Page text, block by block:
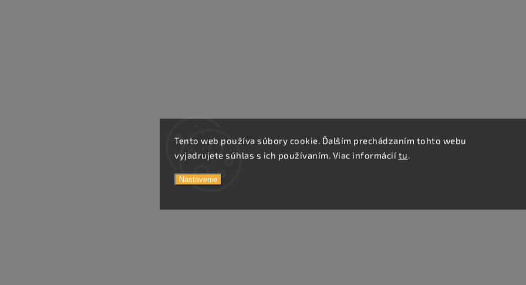
Tento web používa súbory cookie. Ďalším prechádzaním tohto webu
vyjadrujete súhlas s ich používaním. Viac informácií tu.
Nastavenie